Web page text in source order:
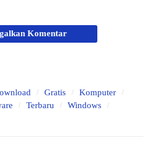
Versi Terbaru
Full Gratis untuk
Komentar
Gratis
Komputer
Terbaru
Windows